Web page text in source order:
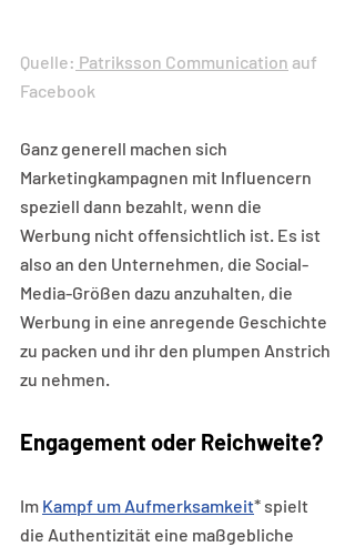
Quelle: Patriksson Communication auf
Facebook
Ganz generell machen sich
Marketingkampagnen mit Influencern
speziell dann bezahlt, wenn die
Werbung nicht offensichtlich ist. Es ist
also an den Unternehmen, die Social-
Media-Größen dazu anzuhalten, die
Werbung in eine anregende Geschichte
zu packen und ihr den plumpen Anstrich
zu nehmen.
Engagement oder Reichweite?
Im Kampf um Aufmerksamkeit* spielt
die Authentizität eine maßgebliche